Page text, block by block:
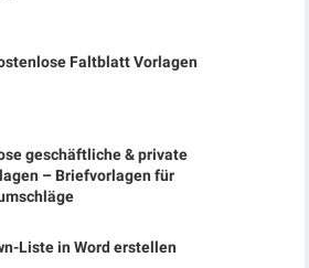
Faltblatt Vorlagen
geschäftliche & private
– Briefvorlagen für
Liste in Word erstellen